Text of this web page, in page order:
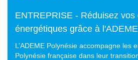
ENTREPRISE - Réduisez vos
énergétiques grâce à
L’ADEME Polynésie accompagne les
Polynésie française dans leur